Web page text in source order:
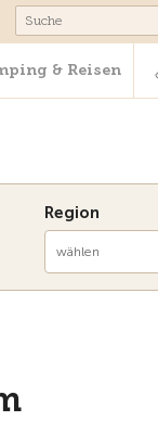
& Reisen
& Reisen
Region
wählen